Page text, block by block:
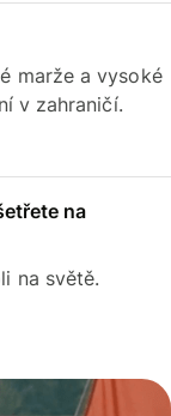
marže a vysoké
v zahraničí.
na
na světě.